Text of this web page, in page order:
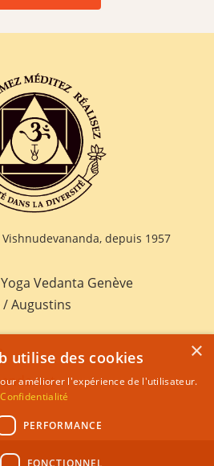
depuis 1957
Vedanta Genève
Augustins
×
utilise des cookies
améliorer l'expérience de l'utilisateur.
Confidentialité
PERFORMANCE
FONCTIONNEL